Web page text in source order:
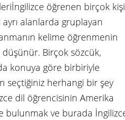
İngilizce öğrenen birçok
alanlarda gruplayan
kelime öğrenmenin
Birçok sözcük,
konuya göre birbiriyle
seçtiğiniz herhangi bir şey
dil öğrencisinin Amerika
bulunmak ve burada